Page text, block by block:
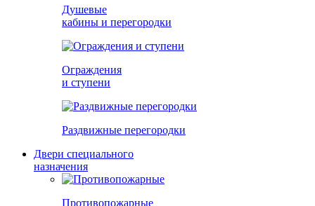
Душевые
кабины и перегородки
Ограждения
и ступени
Раздвижные перегородки
Двери специального
назначения
Противопожарные